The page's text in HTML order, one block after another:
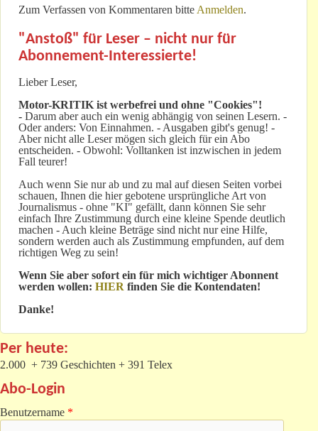
Zum Verfassen von Kommentaren bitte Anmelden.
"Anstoß" für Leser – nicht nur für
Abonnement-Interessierte!
Lieber Leser,
Motor-KRITIK ist werbefrei und ohne "Cookies"!
- Darum aber auch ein wenig abhängig von seinen Lesern. -
Oder anders: Von Einnahmen. - Ausgaben gibt's genug! -
Aber nicht alle Leser mögen sich gleich für ein Abo
entscheiden. - Obwohl: Volltanken ist inzwischen in jedem
Fall teurer!
Auch wenn Sie nur ab und zu mal auf diesen Seiten vorbei
schauen, Ihnen die hier gebotene ursprüngliche Art von
Journalismus - ohne "KI" gefällt, dann können Sie sehr
einfach Ihre Zustimmung durch eine kleine Spende deutlich
machen - Auch kleine Beträge sind nicht nur eine Hilfe,
sondern werden auch als Zustimmung empfunden, auf dem
richtigen Weg zu sein!
Wenn Sie aber sofort ein für mich wichtiger Abonnent
werden wollen: HIER finden Sie die Kontendaten!
Danke!
Per heute:
2.000 + 739 Geschichten + 391 Telex
Abo-Login
Benutzername *